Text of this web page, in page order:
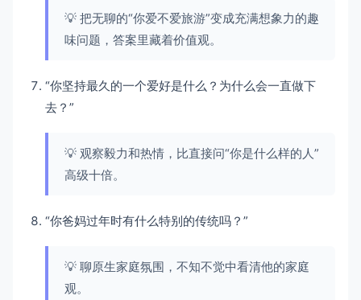
💡 把无聊的“你爱不爱旅游”变成充满想象力的趣
味问题，答案里藏着价值观。
“你坚持最久的一个爱好是什么？为什么会一直做下
去？”
💡 观察毅力和热情，比直接问“你是什么样的人”
高级十倍。
“你爸妈过年时有什么特别的传统吗？”
💡 聊原生家庭氛围，不知不觉中看清他的家庭
观。